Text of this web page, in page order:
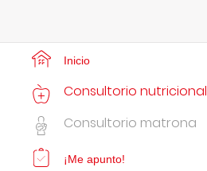
Inicio
Consultorio nutricional
Consultorio matrona
¡Me apunto!